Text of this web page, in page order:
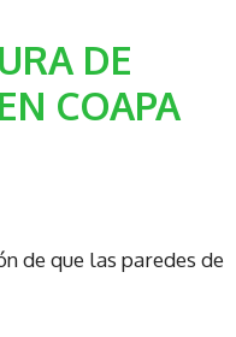
DE
COAPA
de que las paredes de